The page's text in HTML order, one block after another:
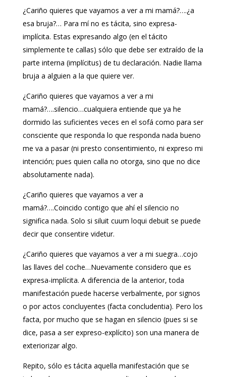
¿Cariño quieres que vayamos a ver a mi mamá?….¿a
esa bruja?… Para mí no es tácita, sino expresa-
implícita. Estas expresando algo (en el tácito
simplemente te callas) sólo que debe ser extraído de la
parte interna (implícitus) de tu declaración. Nadie llama
bruja a alguien a la que quiere ver.
¿Cariño quieres que vayamos a ver a mi
mamá?….silencio…cualquiera entiende que ya he
dormido las suficientes veces en el sofá como para ser
consciente que responda lo que responda nada bueno
me va a pasar (ni presto consentimiento, ni expreso mi
intención; pues quien calla no otorga, sino que no dice
absolutamente nada).
¿Cariño quieres que vayamos a ver a
mamá?….Coincido contigo que ahí el silencio no
significa nada. Solo si siluit cuum loqui debuit se puede
decir que consentire videtur.
¿Cariño quieres que vayamos a ver a mi suegra…cojo
las llaves del coche…Nuevamente considero que es
expresa-implícita. A diferencia de la anterior, toda
manifestación puede hacerse verbalmente, por signos
o por actos concluyentes (facta concludentia). Pero los
facta, por mucho que se hagan en silencio (pues si se
dice, pasa a ser expreso-explícito) son una manera de
exteriorizar algo.
Repito, sólo es tácita aquella manifestación que se